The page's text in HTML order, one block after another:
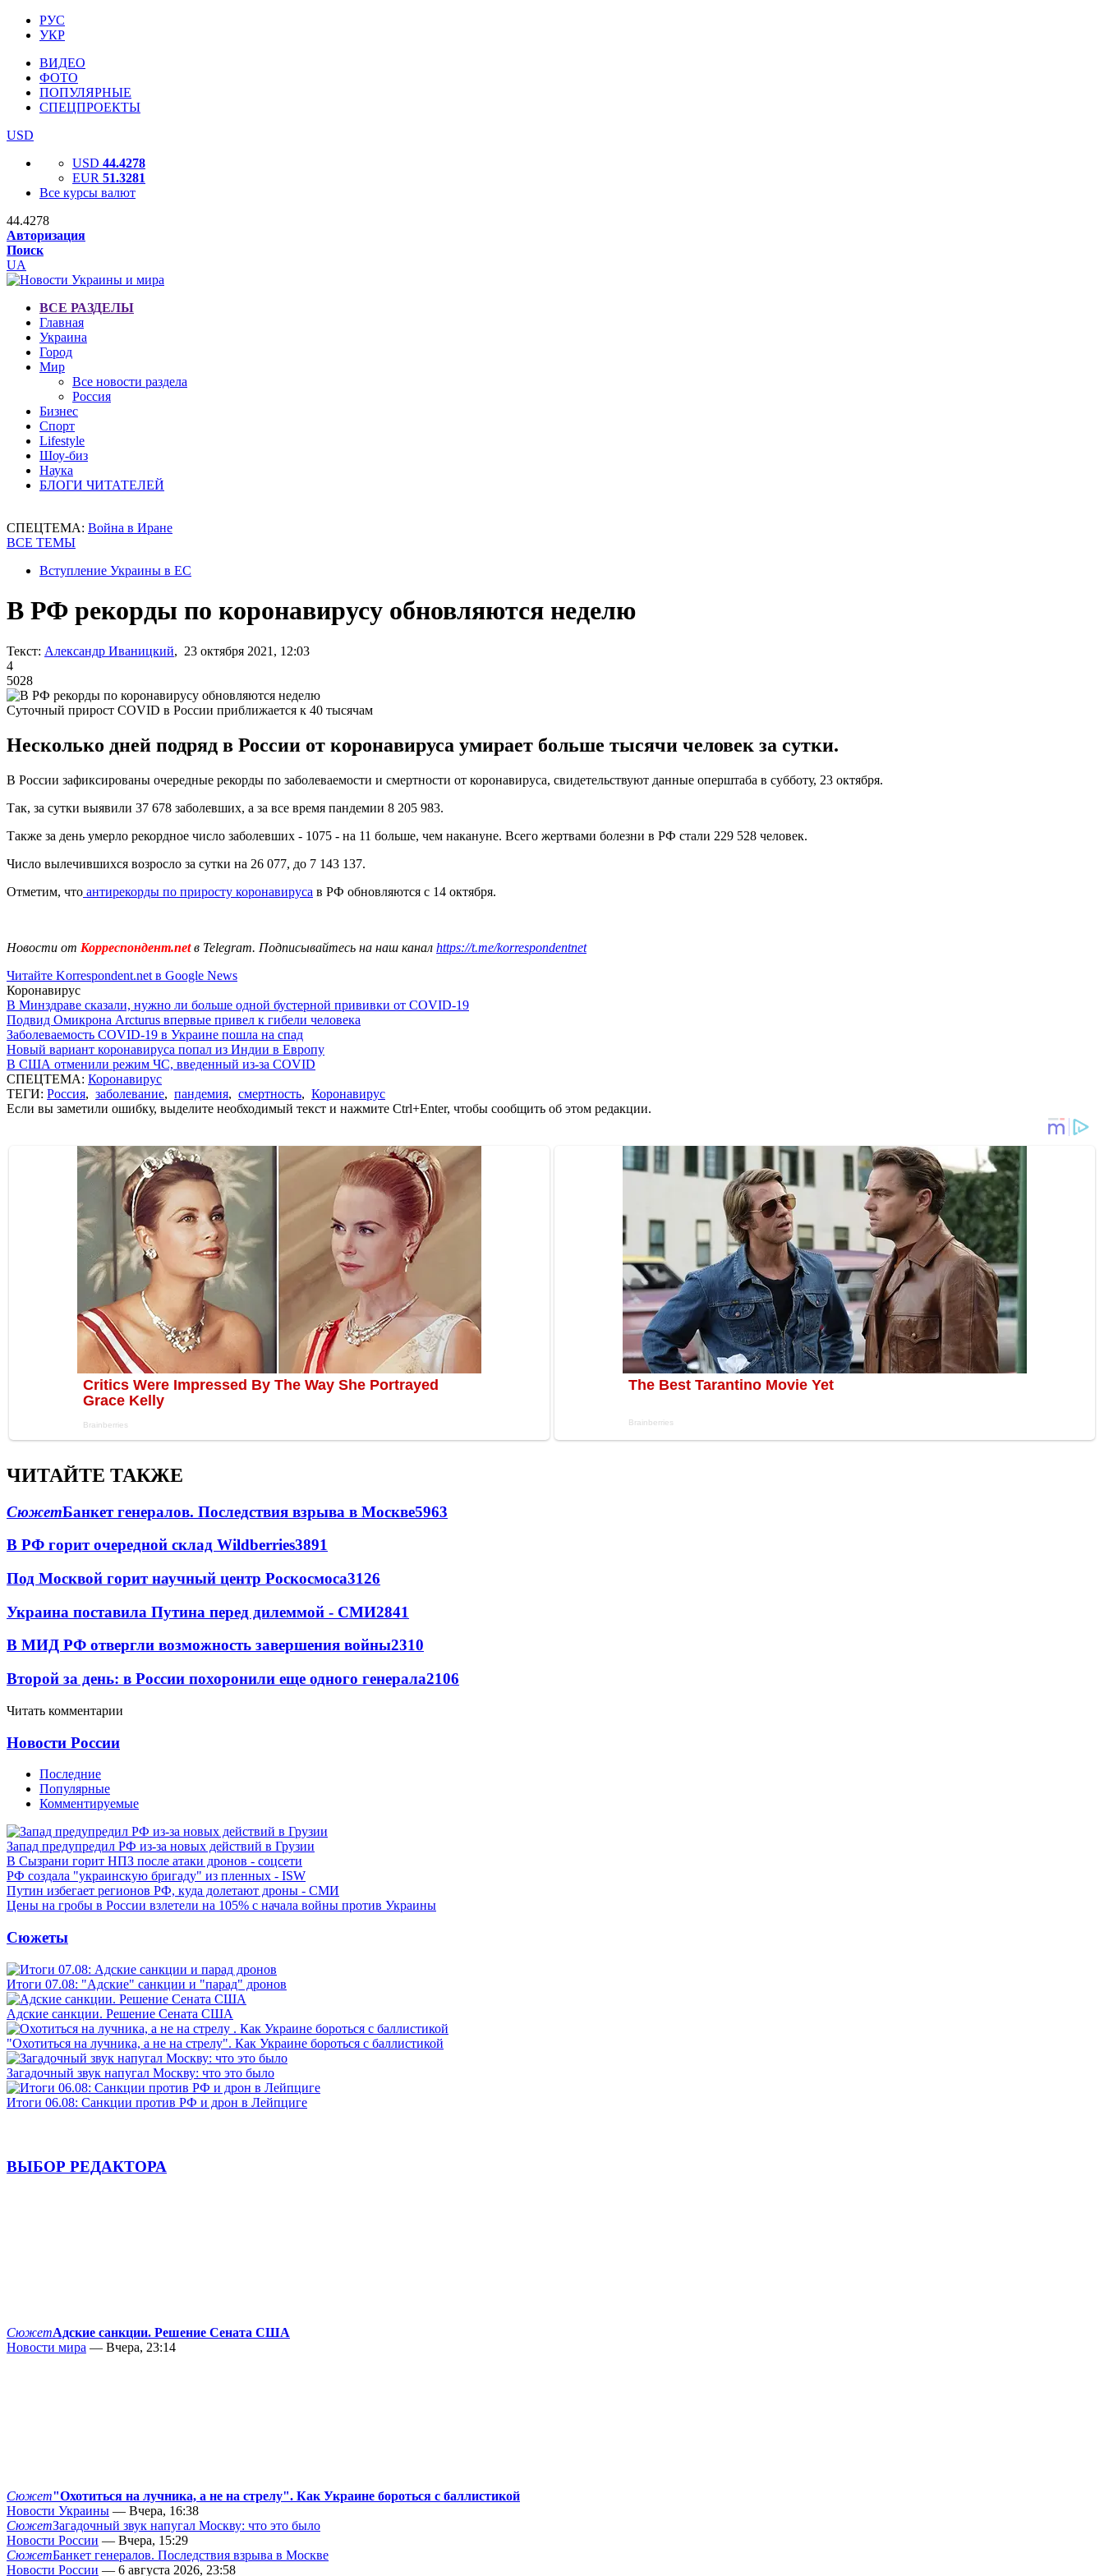
РУС
УКР
ВИДЕО
ФОТО
ПОПУЛЯРНЫЕ
СПЕЦПРОЕКТЫ
USD
USD 44.4278
EUR 51.3281
Все курсы валют
44.4278
Авторизация
Поиск
UA
ВСЕ РАЗДЕЛЫ
Главная
Украина
Город
Мир
Все новости раздела
Россия
Бизнес
Спорт
Lifestyle
Шоу-биз
Наука
БЛОГИ ЧИТАТЕЛЕЙ
СПЕЦТЕМА: Война в Иране
ВСЕ ТЕМЫ
Вступление Украины в ЕС
В РФ рекорды по коронавирусу обновляются неделю
Текст: Александр Иваницкий, 23 октября 2021, 12:03
4
5028
Суточный прирост COVID в России приближается к 40 тысячам
Несколько дней подряд в России от коронавируса умирает больше тысячи человек за сутки.
В России зафиксированы очередные рекорды по заболеваемости и смертности от коронавируса, свидетельствуют данные оперштаба в субботу, 23 октября.
Так, за сутки выявили 37 678 заболевших, а за все время пандемии 8 205 983.
Также за день умерло рекордное число заболевших - 1075 - на 11 больше, чем накануне. Всего жертвами болезни в РФ стали 229 528 человек.
Число вылечившихся возросло за сутки на 26 077, до 7 143 137.
Отметим, что антирекорды по приросту коронавируса в РФ обновляются с 14 октября.
Новости от Корреспондент.netв Telegram. Подписывайтесь на наш канал https://t.me/korrespondentnet
Читайте Korrespondent.net в Google News
Коронавирус
В Минздраве сказали, нужно ли больше одной бустерной прививки от COVID-19
Подвид Омикрона Arcturus впервые привел к гибели человека
Заболеваемость COVID-19 в Украине пошла на спад
Новый вариант коронавируса попал из Индии в Европу
В США отменили режим ЧС, введенный из-за COVID
СПЕЦТЕМА: Коронавирус
ТЕГИ: Россия, заболевание, пандемия, смертность, Коронавирус
Если вы заметили ошибку, выделите необходимый текст и нажмите Ctrl+Enter, чтобы сообщить об этом редакции.
ЧИТАЙТЕ ТАКЖЕ
СюжетБанкет генералов. Последствия взрыва в Москве5963
В РФ горит очередной склад Wildberries3891
Под Москвой горит научный центр Роскосмоса3126
Украина поставила Путина перед дилеммой - СМИ2841
В МИД РФ отвергли возможность завершения войны2310
Второй за день: в России похоронили еще одного генерала2106
Читать комментарии
Новости России
Последние
Популярные
Комментируемые
Запад предупредил РФ из-за новых действий в Грузии
В Сызрани горит НПЗ после атаки дронов - соцсети
РФ создала "украинскую бригаду" из пленных - ISW
Путин избегает регионов РФ, куда долетают дроны - СМИ
Цены на гробы в России взлетели на 105% с начала войны против Украины
Сюжеты
Итоги 07.08: "Адские" санкции и "парад" дронов
Адские санкции. Решение Сената США
"Охотиться на лучника, а не на стрелу". Как Украине бороться с баллистикой
Загадочный звук напугал Москву: что это было
Итоги 06.08: Санкции против РФ и дрон в Лейпциге
ВЫБОР РЕДАКТОРА
СюжетАдские санкции. Решение Сената США
Новости мира — Вчера, 23:14
Сюжет"Охотиться на лучника, а не на стрелу". Как Украине бороться с баллистикой
Новости Украины — Вчера, 16:38
СюжетЗагадочный звук напугал Москву: что это было
Новости России — Вчера, 15:29
СюжетБанкет генералов. Последствия взрыва в Москве
Новости России — 6 августа 2026, 23:58